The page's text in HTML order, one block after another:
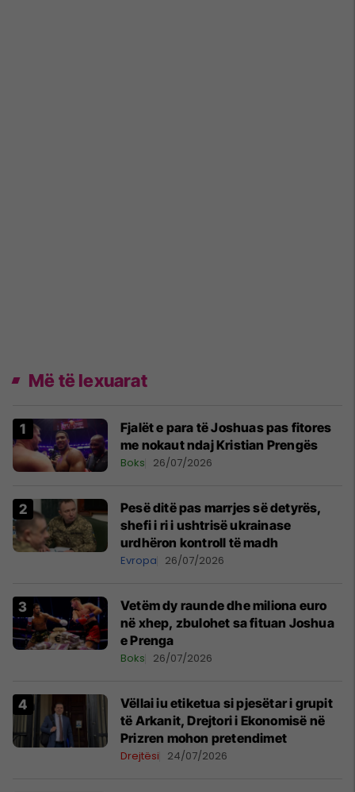
Më të lexuarat
Fjalët e para të Joshuas pas fitores
me nokaut ndaj Kristian Prengës
Boks 26/07/2026
Pesë ditë pas marrjes së detyrës,
shefi i ri i ushtrisë ukrainase
urdhëron kontroll të madh
Evropa 26/07/2026
Vetëm dy raunde dhe miliona euro
në xhep, zbulohet sa fituan Joshua
e Prenga
Boks 26/07/2026
Vëllai iu etiketua si pjesëtar i grupit
të Arkanit, Drejtori i Ekonomisë në
Prizren mohon pretendimet
Drejtësi 24/07/2026